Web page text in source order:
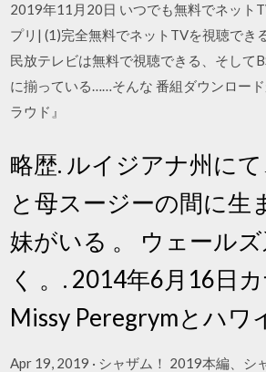
2019年11月20日 いつでも無料でネット
プリ| (1)完全無料でネットTVを視聴でき
民放テレビは無料で視聴できる、そして
に揃っている……そんな 番組ダウンロー
ラウド』
略歴. ルイジアナ州に
と母スージーの間に生
妹がいる 。 ウェール
く 。. 2014年6月16日
Missy Peregrymとハワ
Apr 19, 2019 · シャザム！ 2019本編、シ